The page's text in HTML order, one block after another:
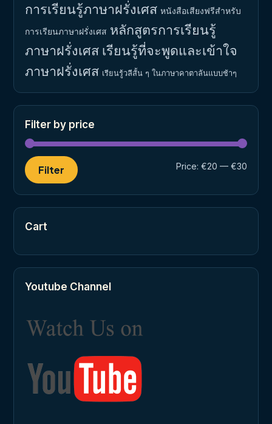
การเรียนรู้ภาษาฝรั่งเศส หนังสือเสียงฟรีสำหรับ
การเรียนภาษาฝรั่งเศส หลักสูตรการเรียนรู้
ภาษาฝรั่งเศส เรียนรู้ที่จะพูดและเข้าใจ
ภาษาฝรั่งเศส เรียนรู้วลีสั้น ๆ ในภาษาคาตาลันแบบช้าๆ
Filter by price
Filter Price: €20 — €30
Cart
Youtube Channel